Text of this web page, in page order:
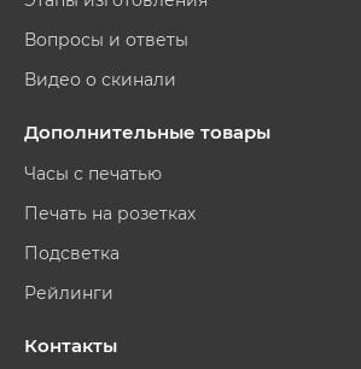
Вопросы и ответы
Видео о скинали
Дополнительные товары
Часы с печатью
Печать на розетках
Подсветка
Рейлинги
Контакты